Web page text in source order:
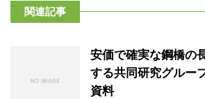
関連記事
安価で確実な鋼橋の
する共同研究グルー
資料